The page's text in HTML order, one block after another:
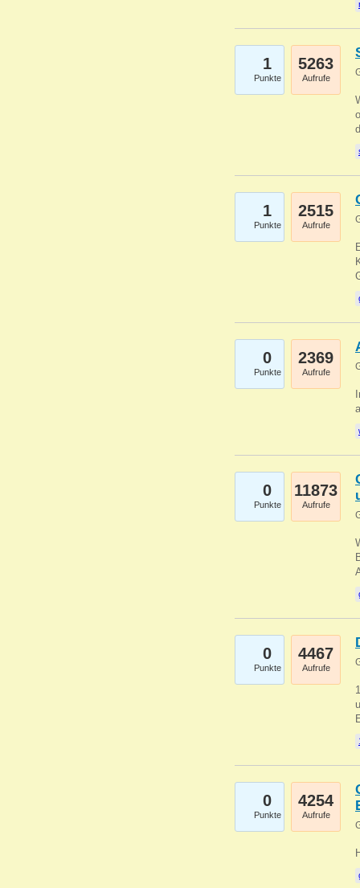
1
Punkte
5263
Aufrufe
1
Punkte
2515
Aufrufe
0
Punkte
2369
Aufrufe
0
Punkte
11873
Aufrufe
0
Punkte
4467
Aufrufe
0
Punkte
4254
Aufrufe